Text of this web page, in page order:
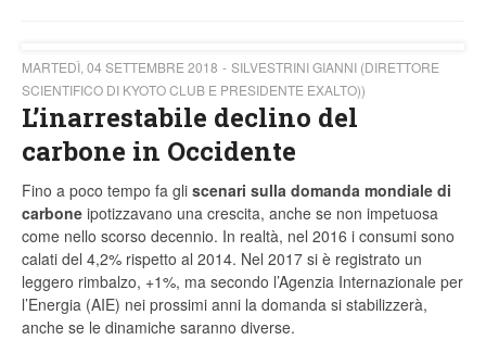
MARTEDÌ, 04 SETTEMBRE 2018
SILVESTRINI GIANNI (DIRETTORE
SCIENTIFICO DI KYOTO CLUB E PRESIDENTE EXALTO))
L’inarrestabile declino del
carbone in Occidente
Fino a poco tempo fa gli scenari sulla domanda mondiale di
carbone ipotizzavano una crescita, anche se non impetuosa
come nello scorso decennio. In realtà, nel 2016 i consumi sono
calati del 4,2% rispetto al 2014. Nel 2017 si è registrato un
leggero rimbalzo, +1%, ma secondo l’Agenzia Internazionale per
l’Energia (AIE) nei prossimi anni la domanda si stabilizzerà,
anche se le dinamiche saranno diverse.